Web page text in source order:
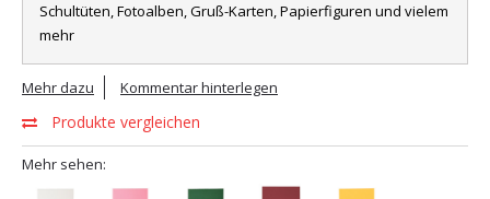
Schultüten, Fotoalben, Gruß-Karten, Papierfiguren und vielem
mehr
Mehr dazu Kommentar hinterlegen
Produkte vergleichen
Mehr sehen: